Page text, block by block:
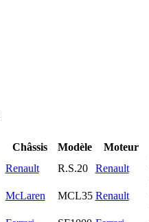
Châssis Modèle Moteur
Renault R.S.20 Renault
McLaren MCL35 Renault